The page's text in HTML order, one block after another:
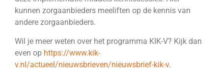
kunnen zorgaanbieders meeliften op de kennis van
andere zorgaanbieders.
Wil je meer weten over het programma KIK-V? Kijk dan
even op https://www.kik-
v.nl/actueel/nieuwsbrieven/nieuwsbrief-kik-v.